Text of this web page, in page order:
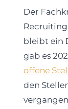
Der
bleibt ein
gab es
offene
den